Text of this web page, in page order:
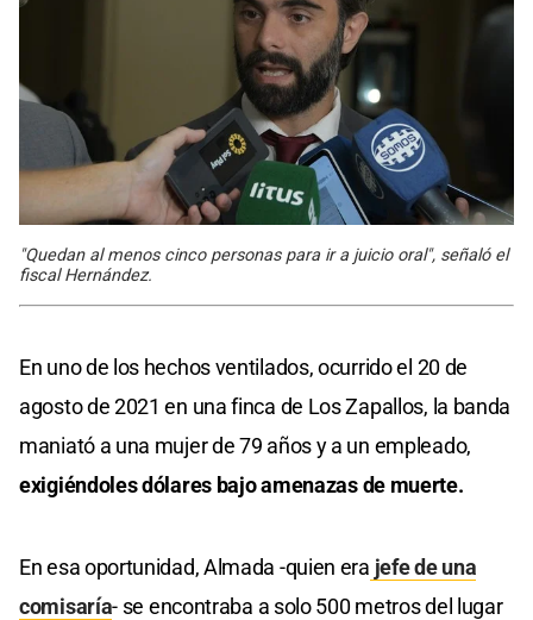
"Quedan al menos cinco personas para ir a juicio oral", señaló el
fiscal Hernández.
En uno de los hechos ventilados, ocurrido el 20 de
agosto de 2021 en una finca de Los Zapallos, la banda
maniató a una mujer de 79 años y a un empleado,
exigiéndoles dólares bajo amenazas de muerte.
En esa oportunidad, Almada -quien era jefe de una
comisaría- se encontraba a solo 500 metros del lugar